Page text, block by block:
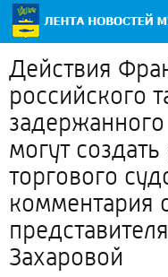
Действия
российского
могут
торгового
комментария
Захаровой